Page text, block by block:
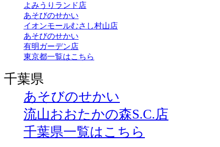
よみうりランド店
あそびのせかい
イオンモールむさし村山店
あそびのせかい
有明ガーデン店
東京都一覧はこちら
千葉県
あそびのせかい
流山おおたかの森S.C.店
千葉県一覧はこちら